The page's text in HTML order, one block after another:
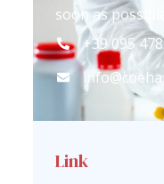
soon as possible
+39 095
Link